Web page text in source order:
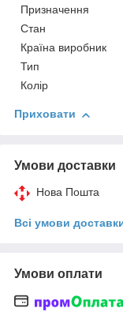
Призначення
Стан
Країна виробник
Тип
Колір
Приховати
Умови доставки
Нова Пошта
Всі умови
Умови оплати